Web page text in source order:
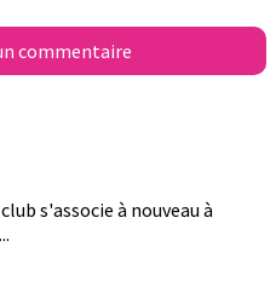
commentaire
s'associe à nouveau à